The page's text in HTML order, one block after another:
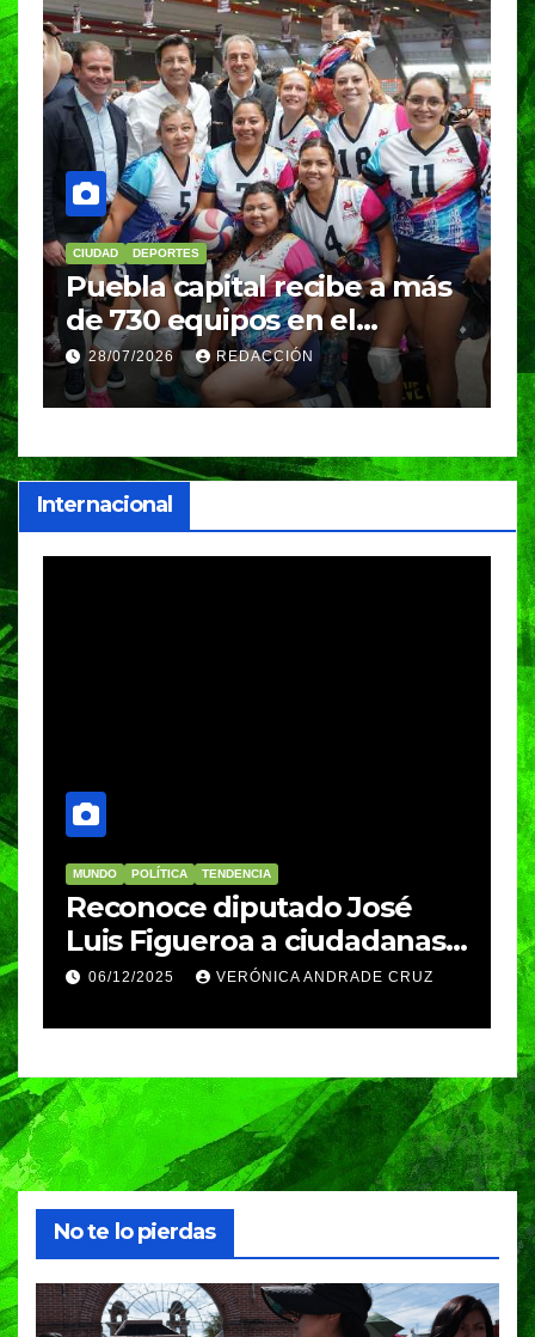
CIUDAD DEPORTES
Puebla capital recibe a más
de 730 equipos en el
Festival Máster de Voleibol
28/07/2026 REDACCIÓN
Internacional
MUNDO POLÍTICA TENDENCIA
Reconoce diputado José
Luis Figueroa a ciudadanas y
ciudadanos que
06/12/2025 VERÓNICA ANDRADE CRUZ
No te lo pierdas